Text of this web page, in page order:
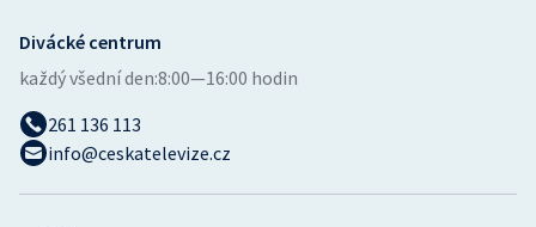
Divácké centrum
každý všední den:8:00—16:00 hodin
261 136 113
info@ceskatelevize.cz